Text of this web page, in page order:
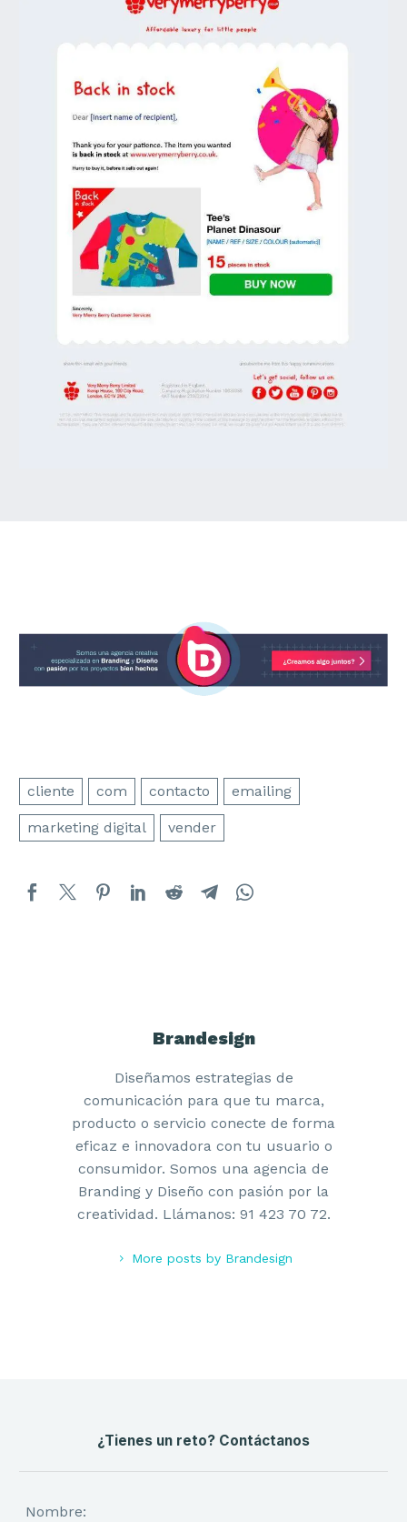
cliente com contacto emailing
marketing digital vender
Brandesign
Diseñamos estrategias de
comunicación para que tu marca,
producto o servicio conecte de forma
eficaz e innovadora con tu usuario o
consumidor. Somos una agencia de
Branding y Diseño con pasión por la
creatividad. Llámanos: 91 423 70 72.
More posts by Brandesign
¿Tienes un reto? Contáctanos
Nombre: